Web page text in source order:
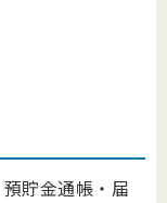
貯金通帳・届